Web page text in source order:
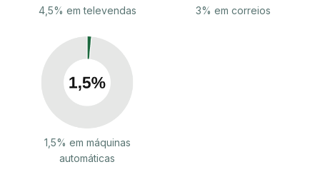
4,5% em televendas 3% em correios
1,5% em máquinas
automáticas